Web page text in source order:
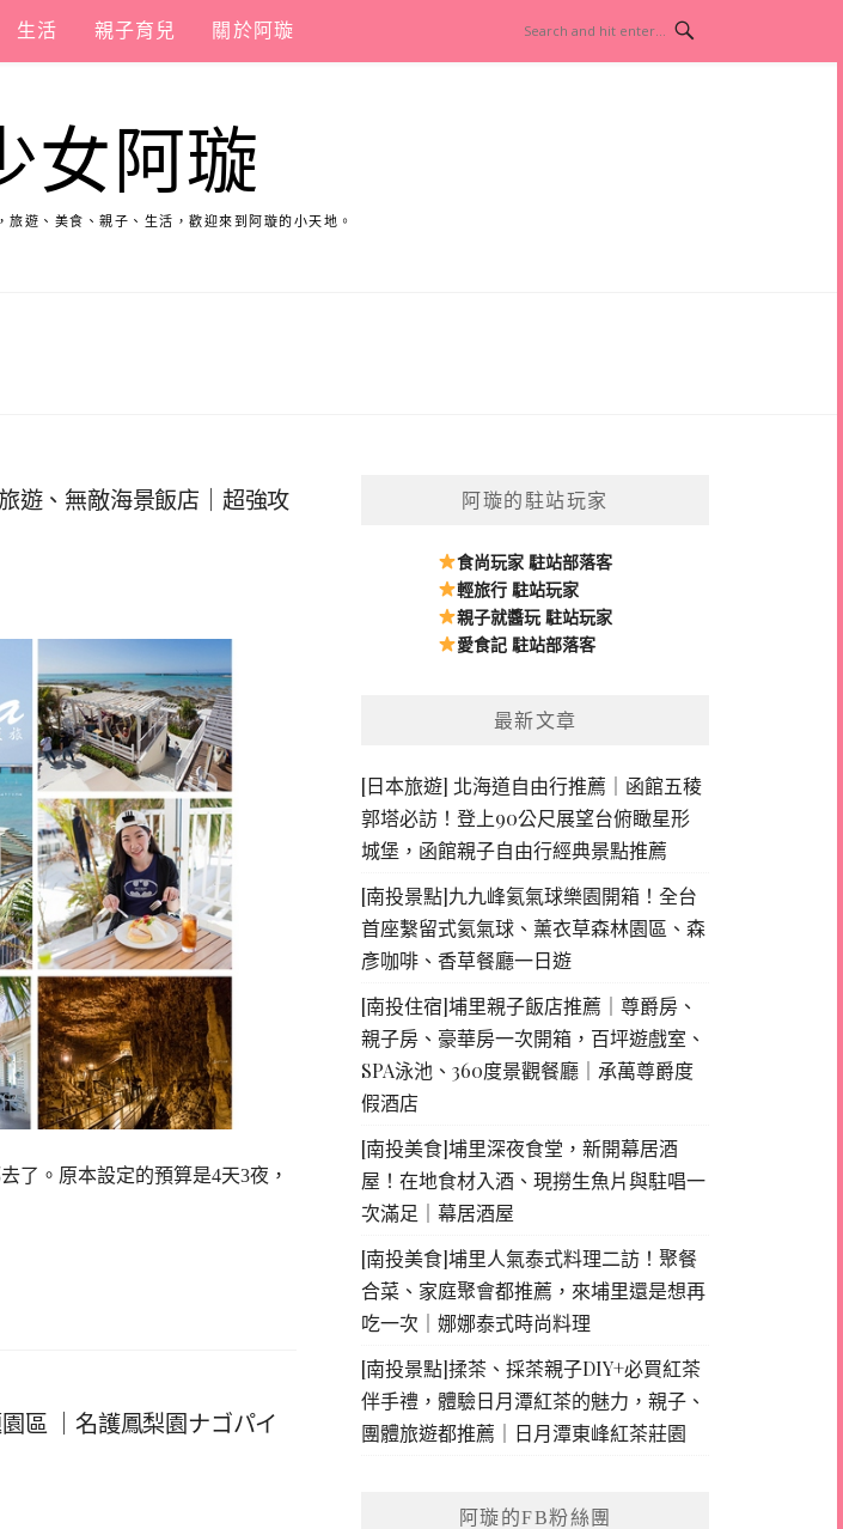
生活 親子育兒 關於阿璇
女阿璇
遊、美食、親子、生活，歡迎來到阿璇的小天地。
遊、無敵海景飯店｜超強攻
了。原本設定的預算是4天3夜，
區 ｜名護鳳梨園ナゴパイ
阿璇的駐站玩家
食尚玩家 駐站部落客
輕旅行 駐站玩家
親子就醬玩 駐站玩家
愛食記 駐站部落客
最新文章
[日本旅遊] 北海道自由行推薦｜函館五稜
郭塔必訪！登上90公尺展望台俯瞰星形
城堡，函館親子自由行經典景點推薦
[南投景點]九九峰氦氣球樂園開箱！全台
首座繫留式氦氣球、薰衣草森林園區、森
彥咖啡、香草餐廳一日遊
[南投住宿]埔里親子飯店推薦｜尊爵房、
親子房、豪華房一次開箱，百坪遊戲室、
SPA泳池、360度景觀餐廳｜承萬尊爵度
假酒店
[南投美食]埔里深夜食堂，新開幕居酒
屋！在地食材入酒、現撈生魚片與駐唱一
次滿足｜幕居酒屋
[南投美食]埔里人氣泰式料理二訪！聚餐
合菜、家庭聚會都推薦，來埔里還是想再
吃一次｜娜娜泰式時尚料理
[南投景點]揉茶、採茶親子DIY+必買紅茶
伴手禮，體驗日月潭紅茶的魅力，親子、
團體旅遊都推薦｜日月潭東峰紅茶莊園
阿璇的FB粉絲團